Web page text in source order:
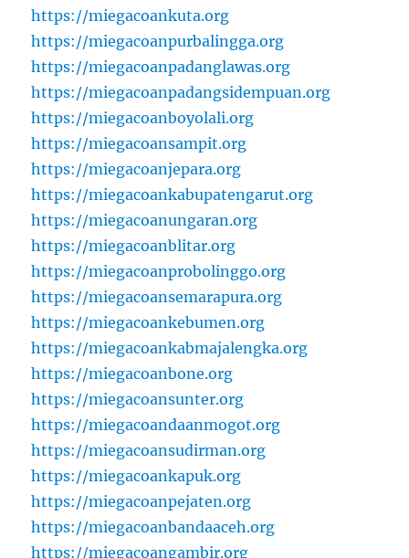
https://miegacoankuta.org
https://miegacoanpurbalingga.org
https://miegacoanpadanglawas.org
https://miegacoanpadangsidempuan.org
https://miegacoanboyolali.org
https://miegacoansampit.org
https://miegacoanjepara.org
https://miegacoankabupatengarut.org
https://miegacoanungaran.org
https://miegacoanblitar.org
https://miegacoanprobolinggo.org
https://miegacoansemarapura.org
https://miegacoankebumen.org
https://miegacoankabmajalengka.org
https://miegacoanbone.org
https://miegacoansunter.org
https://miegacoandaanmogot.org
https://miegacoansudirman.org
https://miegacoankapuk.org
https://miegacoanpejaten.org
https://miegacoanbandaaceh.org
https://miegacoangambir.org